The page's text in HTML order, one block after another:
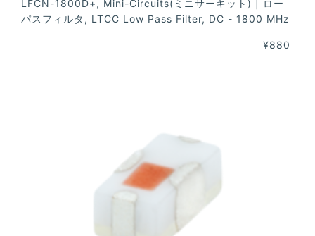
LFCN-1800D+, Mini-Circuits(ミニサーキット) | ロー
パスフィルタ, LTCC Low Pass Filter, DC - 1800 MHz
¥880